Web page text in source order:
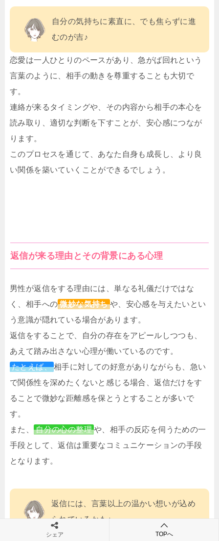
自分の気持ちに素直に、でも焦らずに進
むのが吉♪
恋愛は一人ひとりのペースがあり、急がば回れという
言葉のように、相手の動きを尊重することも大切で
す。
連絡が来るタイミングや、その内容から相手の本心を
読み取り、適切な判断を下すことが、安心感につなが
ります。
このプロセスを通じて、あなた自身も成長し、より良
い関係を築いていくことができるでしょう。
返信が来る理由とその背景にある心理
男性が返信をする理由には、単なる礼儀だけではな
く、相手への 微妙な気持ち や、安心感を与えたいとい
う意識が隠れている場合があります。
返信をすることで、自分の存在をアピールしつつも、
あえて踏み出さない心理が働いているのです。
たとえば、 相手に対しての好意がありながらも、急い
で関係性を深めたくないと感じる場合、返信だけをす
ることで微妙な距離感を保とうとすることが多いで
す。
また、 自分の心の整理 や、相手の反応を伺うための一
手段として、返信は重要なコミュニケーションの手段
となります。
返信には、言葉以上の温かい想いが込め
られているかも♪
シェア TOPへ